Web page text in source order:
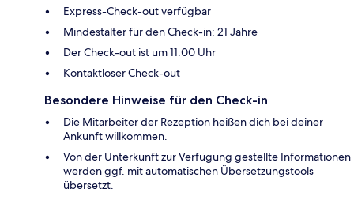
Express-Check-out verfügbar
Mindestalter für den Check-in: 21 Jahre
Der Check-out ist um 11:00 Uhr
Kontaktloser Check-out
Besondere Hinweise für den Check-in
Die Mitarbeiter der Rezeption heißen dich bei deiner
Ankunft willkommen.
Von der Unterkunft zur Verfügung gestellte Informationen
werden ggf. mit automatischen Übersetzungstools
übersetzt.